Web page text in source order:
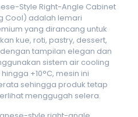
Style Right-Angle Cabinet
Cool) adalah lemari
yang dirancang untuk
kue, roti, pastry, dessert,
tampilan elegan dan
sistem air cooling
+10°C, mesin ini
sehingga produk tetap
menggugah selera.